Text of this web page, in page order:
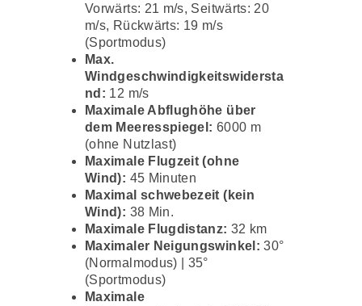
Vorwärts: 21 m/s, Seitwärts: 20
m/s, Rückwärts: 19 m/s
(Sportmodus)
Max.
Windgeschwindigkeitswidersta
nd: 12 m/s
Maximale Abflughöhe über
dem Meeresspiegel: 6000 m
(ohne Nutzlast)
Maximale Flugzeit (ohne
Wind): 45 Minuten
Maximal schwebezeit (kein
Wind): 38 Min.
Maximale Flugdistanz: 32 km
Maximaler Neigungswinkel: 30°
(Normalmodus) | 35°
(Sportmodus)
Maximale